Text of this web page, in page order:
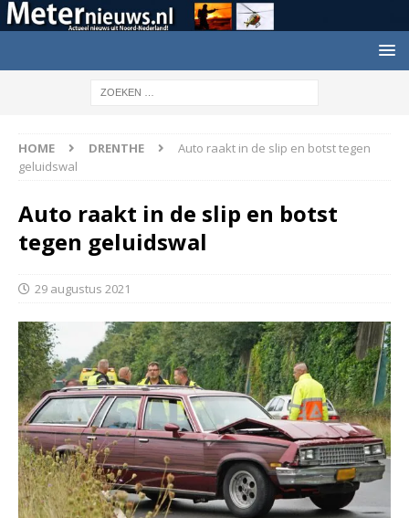
HOME DRENTHE
Auto raakt in de slip en botst tegen
geluidswal
Auto raakt in de slip en botst
tegen geluidswal
29 augustus 2021